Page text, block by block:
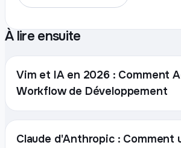
À lire ensuite
Vim et IA en 2026 : Comment
Workflow de Développement
Claude d'Anthropic : Comment